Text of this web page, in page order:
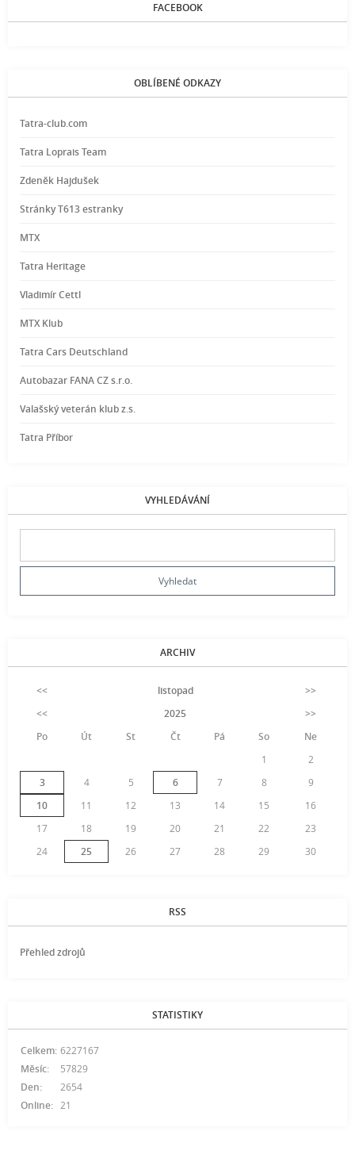
FACEBOOK
OBLÍBENÉ ODKAZY
Tatra-club.com
Tatra Loprais Team
Zdeněk Hajdušek
Stránky T613 estranky
MTX
Tatra Heritage
Vladimír Cettl
MTX Klub
Tatra Cars Deutschland
Autobazar FANA CZ s.r.o.
Valašský veterán klub z.s.
Tatra Příbor
VYHLEDÁVÁNÍ
ARCHIV
<< listopad
>>
<<
2025
>>
Po
Út St Čt Pá So
Ne
1
2
3
4 5 6 7 8
9
10
11 12 13 14 15
16
17
18 19 20 21 22
23
24
25 26 27 28 29 30
RSS
Přehled zdrojů
STATISTIKY
Online: 21
Celkem: 6227167
Měsíc:
57829
Den:
2654